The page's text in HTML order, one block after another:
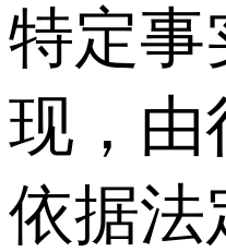
特定事
现，由
依据法